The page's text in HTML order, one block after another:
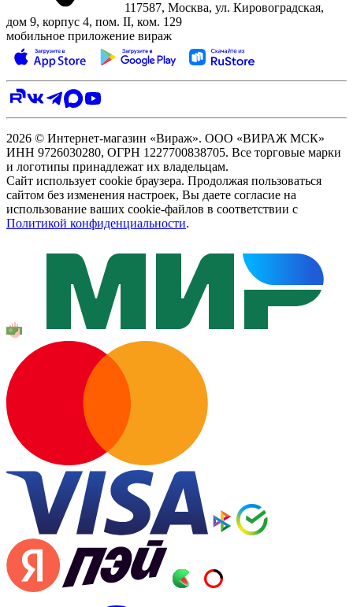
117587, Москва, ул. Кировоградская,
дом 9, корпус 4, пом. II, ком. 129
мобильное приложение вираж
2026 © Интернет-магазин «Вираж». ООО «ВИРАЖ МСК»
ИНН 9726030280, ОГРН 1227700838705. Все торговые марки
и логотипы принадлежат их владельцам.
Сайт использует cookie браузера. Продолжая пользоваться
сайтом без изменения настроек, Вы даете согласие на
использование ваших cookie-файлов в соответствии с
Политикой конфиденциальности.